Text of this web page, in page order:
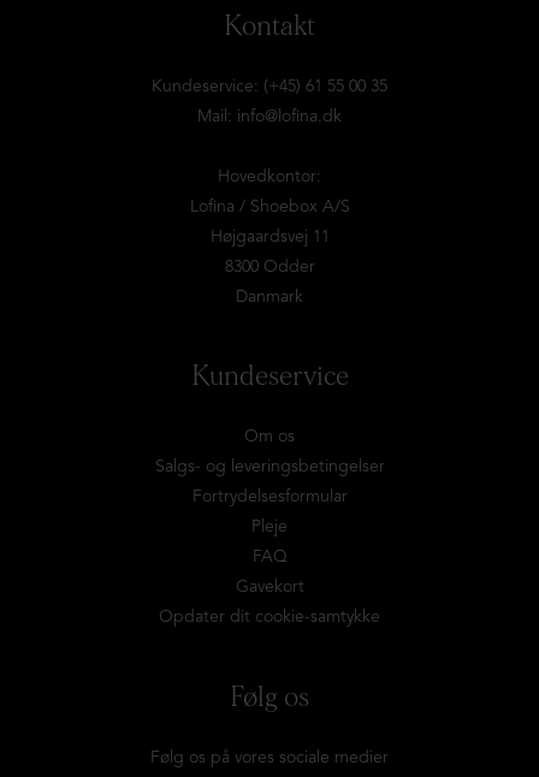
Kontakt
Kundeservice: (+45) 61 55 00 35
Mail: info@lofina.dk
Hovedkontor:
Lofina / Shoebox A/S
Højgaardsvej 11
8300 Odder
Danmark
Kundeservice
Om os
Salgs- og leveringsbetingelser
Fortrydelsesformular
Pleje
FAQ
Gavekort
Opdater dit cookie-samtykke
Følg os
Følg os på vores sociale medier